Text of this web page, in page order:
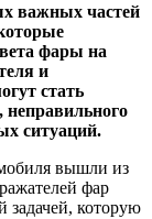
важных частей
фары на
и
стать
неправильного
ситуаций.
вышли из
фар
задачей, которую